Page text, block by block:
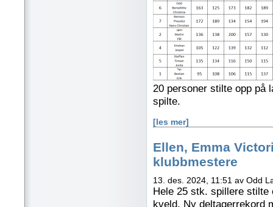
20 personer stilte opp på
spilte.
[les mer]
Ellen, Emma
klubbmestere
13. des. 2024, 11:51 av Odd
Hele 25 stk. spillere
kveld. Ny deltagerrekord